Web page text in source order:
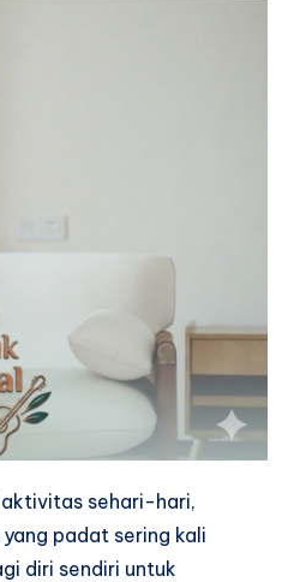
sehari-hari,
padat sering kali
diri sendiri untuk